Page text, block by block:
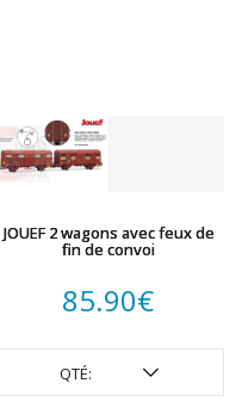
JOUEF 2 wagons avec feux de
fin de convoi
85.90€
QTÉ: